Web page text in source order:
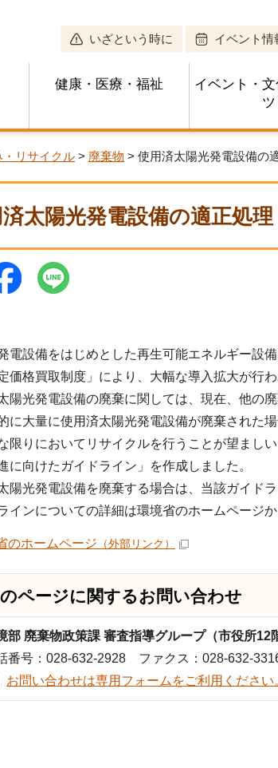
いざという時に イベント情
健康・医療・福祉
イベント・
ツ
・リサイクル > 廃棄物 > 使用済太陽光発電設備の
太陽光発電設備の適正処理
電設備をはじめとした再生可能エネルギー設
価格買取制度」により、大幅な導入拡大が行わ
陽光発電設備の廃棄に関しては、現在、他の
に大量に使用済太陽光発電設備が廃棄された
限りにおいてリサイクルを行うことが望まし
に向けたガイドライン」を作成しました。
陽光発電設備を廃棄する場合は、当該ガイド
インについての詳細は環境省のホームページか
のホームページ （外部リンク）
ページに関するお問い合わせ
部 廃棄物政策課 審査指導グループ（市役所12
番号：028-632-2928 ファクス：028-632-
お問い合わせは専用フォームをご利用ください